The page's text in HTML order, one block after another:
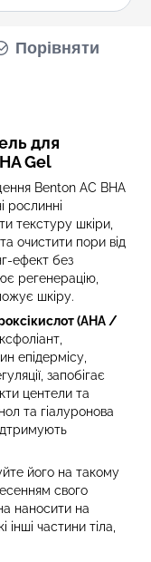
Порівняти
для
Gel
Benton AC BHA
рослинні
текстуру шкіри,
та очистити пори від
ефект без
регенерацію,
шкіру.
(AHA /
епідермісу,
запобігає
центели та
та гіалуронова
його на такому
свого
наносити на
інші частини тіла,